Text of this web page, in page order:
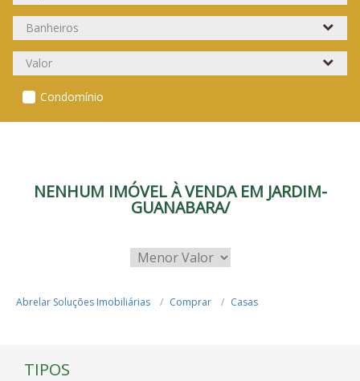
Condomínio
NENHUM IMÓVEL À VENDA EM JARDIM-
GUANABARA/
Abrelar Soluções Imobiliárias Comprar Casas
TIPOS